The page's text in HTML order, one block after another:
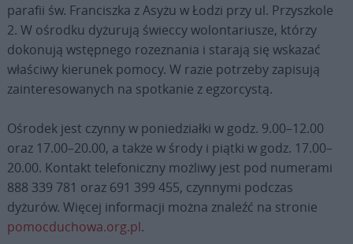
parafii św. Franciszka z Asyżu w Łodzi przy ul. Przyszkole
2. W ośrodku dyżurują świeccy wolontariusze, którzy
dokonują wstępnego rozeznania i starają się wskazać
właściwy kierunek pomocy. W razie potrzeby zapisują
zainteresowanych na spotkanie z egzorcystą.
Ośrodek jest czynny w poniedziałki w godz. 9.00–12.00
oraz 17.00–20.00, a także w środy i piątki w godz. 17.00–
20.00. Kontakt telefoniczny możliwy jest pod numerami
888 339 781 oraz 691 399 455, czynnymi podczas
dyżurów. Więcej informacji można znaleźć na stronie
pomocduchowa.org.pl.